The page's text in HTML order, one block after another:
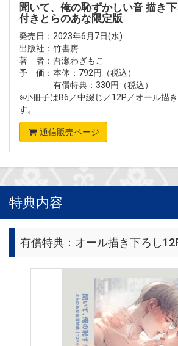
聞いて、俺の恥ずかしい音 描き
付きとらのあな限定版
発売日：2023年6月7日(水)
出版社：竹書房
著 者：吾瀬わぎもこ
予 価：本体：792円（税込）
有償特典：330円（税込）
※小冊子はB6／中綴じ／12P／オール描
す。
通信販売ページ
特典内容
有償特典：オール描き下ろし